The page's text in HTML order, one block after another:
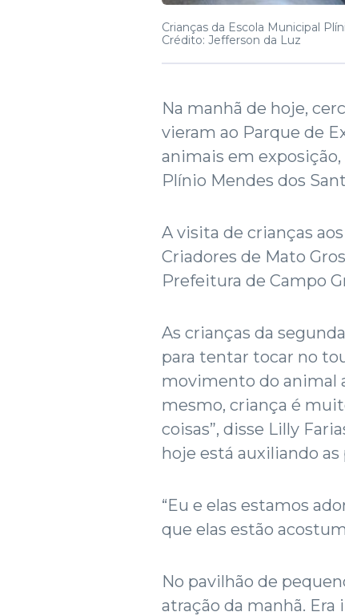
Crianças da Escola Municipal
Crédito: Jefferson da Luz
Na manhã de hoje,
vieram ao Parque de
animais em exposição,
Plínio Mendes dos
A visita de crianças
Criadores de Mato
Prefeitura de Campo
As crianças da
para tentar tocar no
movimento do animal
mesmo, criança é
coisas”, disse Lilly
hoje está auxiliando
“Eu e elas estamos
que elas estão
No pavilhão de
atração da manhã.